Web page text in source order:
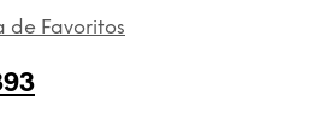
de Favoritos